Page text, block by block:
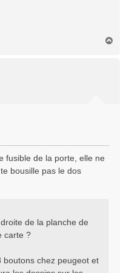
fusible de la porte, elle ne
bousille pas le dos
de la planche de
carte ?
chez peugeot et